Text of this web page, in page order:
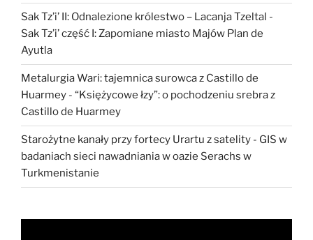
Sak Tz’i’ II: Odnalezione królestwo – Lacanja Tzeltal -
Sak Tz’i’ część I: Zapomiane miasto Majów Plan de
Ayutla
Metalurgia Wari: tajemnica surowca z Castillo de
Huarmey - “Księżycowe łzy”: o pochodzeniu srebra z
Castillo de Huarmey
Starożytne kanały przy fortecy Urartu z satelity - GIS w
badaniach sieci nawadniania w oazie Serachs w
Turkmenistanie